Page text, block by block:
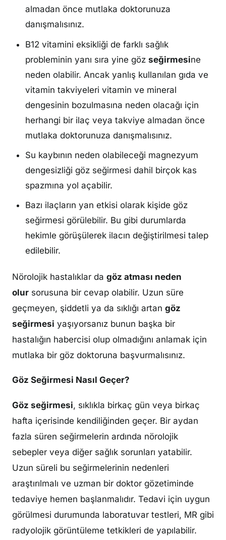
almadan önce mutlaka doktorunuza
danışmalısınız.
B12 vitamini eksikliği de farklı sağlık
probleminin yanı sıra yine göz seğirmesine
neden olabilir. Ancak yanlış kullanılan gıda ve
vitamin takviyeleri vitamin ve mineral
dengesinin bozulmasına neden olacağı için
herhangi bir ilaç veya takviye almadan önce
mutlaka doktorunuza danışmalısınız.
Su kaybının neden olabileceği magnezyum
dengesizliği göz seğirmesi dahil birçok kas
spazmına yol açabilir.
Bazı ilaçların yan etkisi olarak kişide göz
seğirmesi görülebilir. Bu gibi durumlarda
hekimle görüşülerek ilacın değiştirilmesi talep
edilebilir.
Nörolojik hastalıklar da göz atması neden
olur sorusuna bir cevap olabilir. Uzun süre
geçmeyen, şiddetli ya da sıklığı artan göz
seğirmesi yaşıyorsanız bunun başka bir
hastalığın habercisi olup olmadığını anlamak için
mutlaka bir göz doktoruna başvurmalısınız.
Göz Seğirmesi Nasıl Geçer?
Göz seğirmesi, sıklıkla birkaç gün veya birkaç
hafta içerisinde kendiliğinden geçer. Bir aydan
fazla süren seğirmelerin ardında nörolojik
sebepler veya diğer sağlık sorunları yatabilir.
Uzun süreli bu seğirmelerinin nedenleri
araştırılmalı ve uzman bir doktor gözetiminde
tedaviye hemen başlanmalıdır. Tedavi için uygun
görülmesi durumunda laboratuvar testleri, MR gibi
radyolojik görüntüleme tetkikleri de yapılabilir.